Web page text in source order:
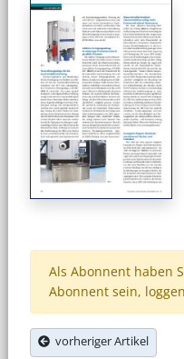
Als Abonnent haben
Abonnent sein,
vorheriger Artikel